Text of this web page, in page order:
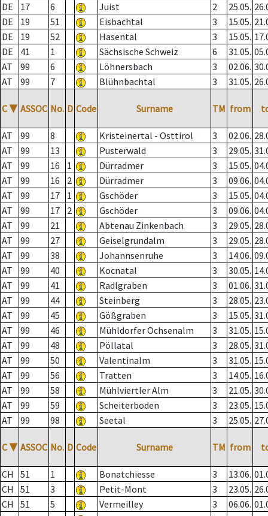
DE 17 6 Juist 2 25.05.
DE
19 51 Eisbachtal 3 15.05.
DE
19 52 Hasental 3 15.05.
DE
41 1 Sächsische Schweiz 6 31.05.
AT
99 6 Löhnersbach 3 02.06.
AT
99 7 Blühnbachtal 3 31.05.
C ▼ ASSOC No. D Code Surname TM from
AT 99 8 Kristeinertal - Osttirol 3 02.06.
AT
99 13 Pusterwald 3 29.05.
AT
99 16 1 Dürradmer 3 15.05.
AT
99 16 2 Dürradmer 3 09.06.
AT
99 17 1 Gschöder 3 15.05.
AT
99 17 2 Gschöder 3 09.06.
AT
99 21 Abtenau Zinkenbach 3 29.05.
AT
99 27 Geiselgrundalm 3 29.05.
AT
99 38 Johannsenruhe 3 14.06.
AT
99 40 Kocnatal 3 30.05.
AT
99 41 Radlgraben 3 01.06.
AT
99 44 Steinberg 3 28.05.
AT
99 45 Gößgraben 3 15.05.
AT
99 46 Mühldorfer Ochsenalm 3 31.05.
AT
99 48 Pöllatal 3 28.05.
AT
99 50 Valentinalm 3 31.05.
AT
99 56 Tratten 3 14.05.
AT
99 58 Mühlviertler Alm 3 21.05.
AT
99 59 Scheiterboden 3 23.05.
AT
99 98 Seetal 3 25.05.
C ▼ ASSOC No. D Code Surname TM from
CH 51 1 Bonatchiesse 3 13.06.
CH
51 3 Petit-Mont 3 23.05.
CH
51 5 Vermeilley 3 06.06.